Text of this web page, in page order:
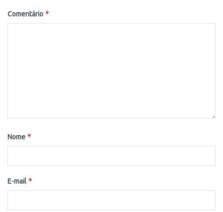
Comentário *
Nome *
E-mail *